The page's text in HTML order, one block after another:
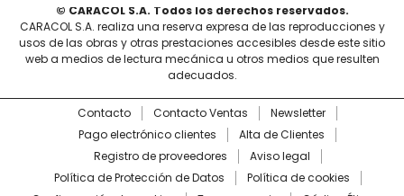
© CARACOL S.A. Todos los derechos reservados.
CARACOL S.A. realiza una reserva expresa de las reproducciones y
usos de las obras y otras prestaciones accesibles desde este sitio
web a medios de lectura mecánica u otros medios que resulten
adecuados.
Contacto Contacto Ventas
Newsletter
Pago electrónico clientes
Alta de Clientes
Registro de proveedores
Aviso legal
Política de Protección de Datos
Política de cookies